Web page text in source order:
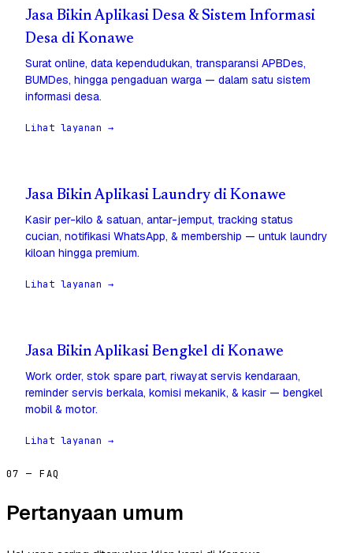
Jasa Bikin Aplikasi Desa & Sistem Informasi
Desa di Konawe
Surat online, data kependudukan, transparansi APBDes,
BUMDes, hingga pengaduan warga — dalam satu sistem
informasi desa.
Lihat layanan →
Jasa Bikin Aplikasi Laundry di Konawe
Kasir per-kilo & satuan, antar-jemput, tracking status
cucian, notifikasi WhatsApp, & membership — untuk laundry
kiloan hingga premium.
Lihat layanan →
Jasa Bikin Aplikasi Bengkel di Konawe
Work order, stok spare part, riwayat servis kendaraan,
reminder servis berkala, komisi mekanik, & kasir — bengkel
mobil & motor.
Lihat layanan →
07 — FAQ
Pertanyaan umum